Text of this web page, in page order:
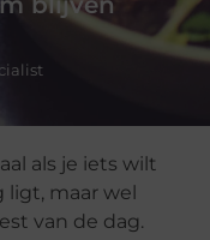
als je iets wilt
ligt, maar wel
van de dag.